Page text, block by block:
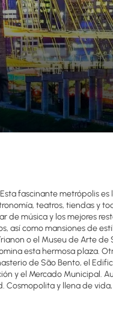
fascinante metrópolis
teatros, tiendas y
música y los mejores
así como mansiones de
o el Museu de Arte
esta hermosa plaza.
de São Bento, el
y el Mercado Municipal.
y llena de